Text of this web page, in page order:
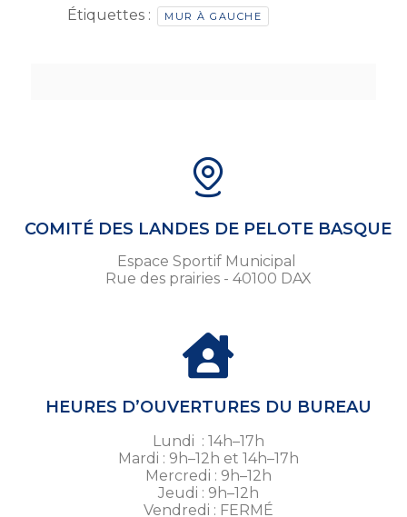
Étiquettes : MUR À GAUCHE
COMITÉ DES LANDES DE PELOTE BASQUE
Espace Sportif Municipal
Rue des prairies - 40100 DAX
HEURES D’OUVERTURES DU BUREAU
Lundi : 14h–17h
Mardi : 9h–12h et 14h–17h
Mercredi : 9h–12h
Jeudi : 9h–12h
Vendredi : FERMÉ